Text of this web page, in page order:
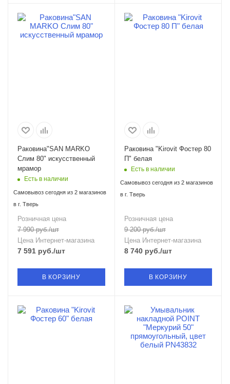
Раковина"SAN MARKO
Слим 80" искусственный
мрамор
Есть в наличии
Самовывоз сегодня из 2 магазинов
в г. Тверь
Розничная цена
7 990руб./шт
Цена Интернет-магазина
7 591 руб./шт
В КОРЗИНУ
Раковина "Kirovit Фостер 80
П" белая
Есть в наличии
Самовывоз сегодня из 2 магазинов
в г. Тверь
Розничная цена
9 200руб./шт
Цена Интернет-магазина
8 740 руб./шт
В КОРЗИНУ